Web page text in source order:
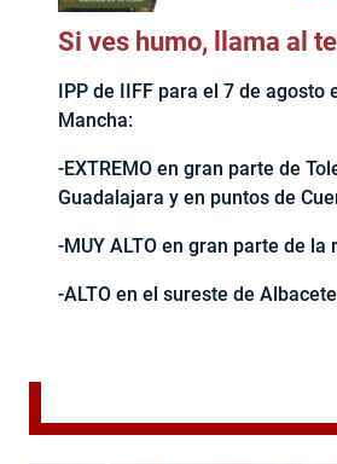
Si ves humo, llama al
IPP de IIFF para el 7 de agosto
Mancha:
-EXTREMO en gran parte de
Guadalajara y en puntos de
-MUY ALTO en gran parte de la
-ALTO en el sureste de